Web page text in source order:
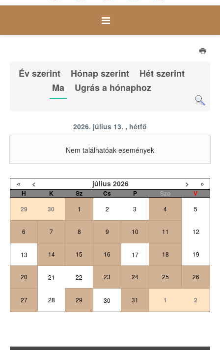
Év szerint Hónap szerint
Hét szerint
Ma
Ugrás a hónaphoz
2026. július 13. , hétfő
Nem találhatóak események
« < július 2026 > »
H K Sz Cs P Szo
V
29
30 1 2 3 4 5
6 7 8 9 10 11 12
13 14 15 16 17 18 19
20 21 22 23 24 25 26
27 28 29 30 31 1 2